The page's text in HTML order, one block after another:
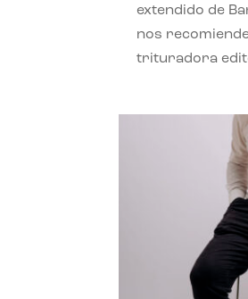
extendido de
nos
trituradora